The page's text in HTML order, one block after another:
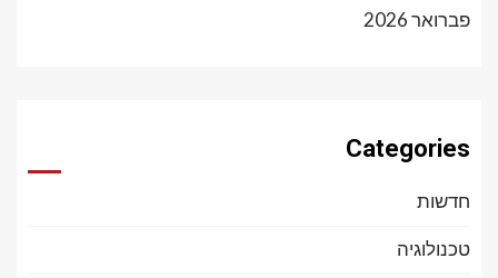
פברואר 2026
Categories
חדשות
טכנולוגיה